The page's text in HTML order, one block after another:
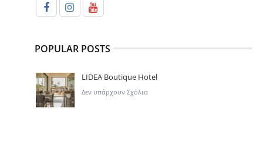
POPULAR POSTS
LIDEA Boutique Hotel
Δεν υπάρχουν Σχόλια